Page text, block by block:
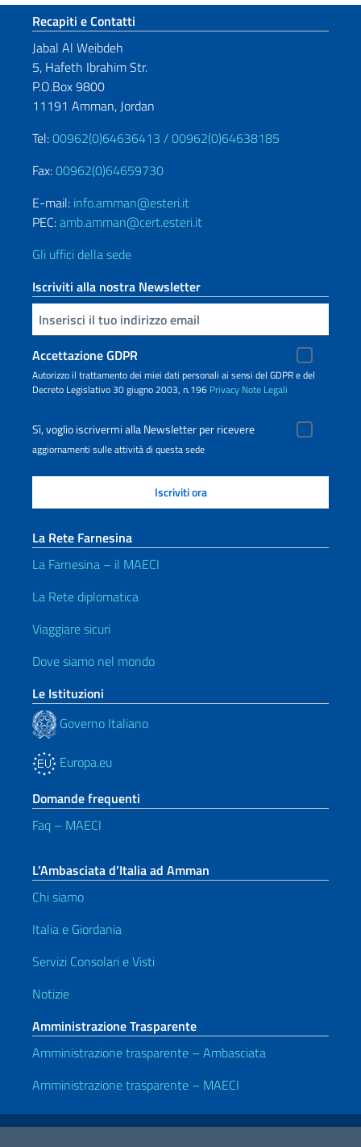
Sezione footer
Recapiti e Contatti
Jabal Al Weibdeh
5, Hafeth Ibrahim Str.
P.O.Box 9800
11191 Amman, Jordan
Tel:00962(0)64636413 /00962(0)64638185
Fax:00962(0)64659730
E-mail: info.amman@esteri.it
PEC:amb.amman@cert.esteri.it
Gli uffici della sede
Iscriviti alla nostra Newsletter
Inserisci la tua email
Accettazione GDPR
Autorizzo il trattamento dei miei dati personali ai sensi del GDPR e del
Decreto Legislativo 30 giugno 2003, n.196 Privacy Note Legali
Sì, voglio iscrivermi alla Newsletter per ricevere
aggiornamenti sulle attività di questa sede
La Rete Farnesina
La Farnesina – il MAECI
La Rete diplomatica
Viaggiare sicuri
Dove siamo nel mondo
Le Istituzioni
Governo Italiano
Europa.eu
Domande frequenti
Faq – MAECI
L’Ambasciata d’Italia ad Amman
Chi siamo
Italia e Giordania
Servizi Consolari e Visti
Notizie
Amministrazione Trasparente
Amministrazione trasparente – Ambasciata
Amministrazione trasparente – MAECI
Link Utili